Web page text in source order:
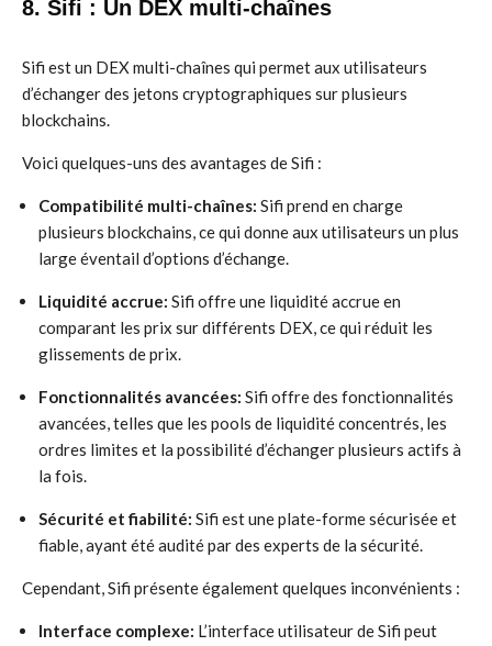
8. Sifi : Un DEX multi-chaînes
Sifi est un DEX multi-chaînes qui permet aux utilisateurs
d’échanger des jetons cryptographiques sur plusieurs
blockchains.
Voici quelques-uns des avantages de Sifi :
Compatibilité multi-chaînes: Sifi prend en charge
plusieurs blockchains, ce qui donne aux utilisateurs un plus
large éventail d’options d’échange.
Liquidité accrue: Sifi offre une liquidité accrue en
comparant les prix sur différents DEX, ce qui réduit les
glissements de prix.
Fonctionnalités avancées: Sifi offre des fonctionnalités
avancées, telles que les pools de liquidité concentrés, les
ordres limites et la possibilité d’échanger plusieurs actifs à
la fois.
Sécurité et fiabilité: Sifi est une plate-forme sécurisée et
fiable, ayant été audité par des experts de la sécurité.
Cependant, Sifi présente également quelques inconvénients :
Interface complexe: L’interface utilisateur de Sifi peut